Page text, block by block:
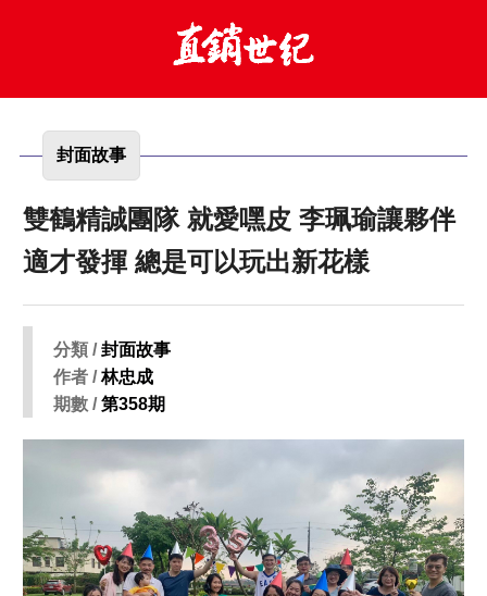
封面故事
雙鶴精誠團隊 就愛嘿皮 李珮瑜讓夥伴
適才發揮 總是可以玩出新花樣
分類 /封面故事
作者 /林忠成
期數 /第358期